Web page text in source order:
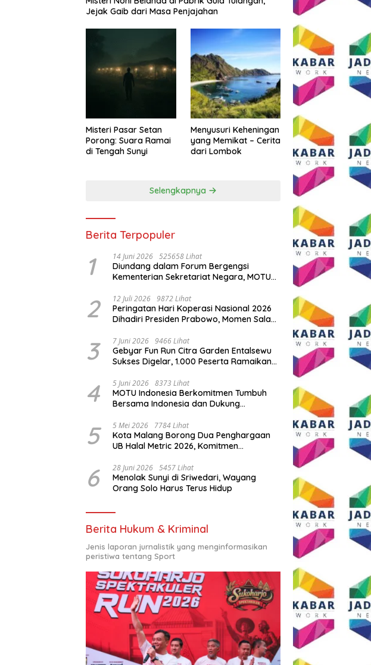
Jejak Gaib dari Masa Penjajahan
Misteri Pasar Setan
Porong: Suara Ramai
di Tengah Sunyi
Menyusuri Keheningan
yang Memikat – Cerita
dari Lombok
Selengkapnya
Berita Terpopuler
1 14 Juni 2026 525658 Lihat
Diundang dalam Forum Bergengsi
Kementerian Sekretariat Negara, MOTU
Indonesia
2 12 Juli 2026 9872 Lihat
Peringatan Hari Koperasi Nasional 2026
Dihadiri Presiden Prabowo, Momen Salam
3 7 Juni 2026 9466 Lihat
Gebyar Fun Run Citra Garden Entalsewu
Sukses Digelar, 1.000 Peserta Ramaikan
4 5 Juni 2026 8373 Lihat
MOTU Indonesia Berkomitmen Tumbuh
Bersama Indonesia dan Dukung
5 5 Mei 2026 7784 Lihat
Kota Malang Borong Dua Penghargaan
UB Halal Metric 2026, Komitmen
6 28 Juni 2026 5457 Lihat
Menolak Sunyi di Sriwedari, Wayang
Orang Solo Harus Terus Hidup
Berita Hukum & Kriminal
Jenis laporan jurnalistik yang menginformasikan
peristiwa tentang Sport